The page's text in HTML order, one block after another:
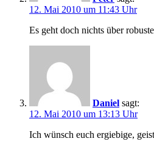
12. Mai 2010 um 11:43 Uhr
Es geht doch nichts über
Daniel sagt:
12. Mai 2010 um 13:13 Uhr
Ich wünsch euch ergiebige,